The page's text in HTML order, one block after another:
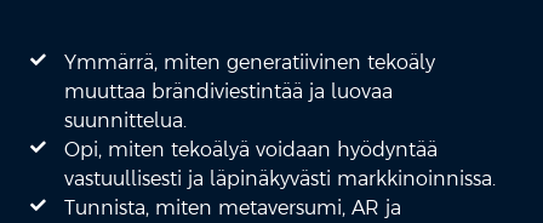
Ymmärrä, miten generatiivinen tekoäly
muuttaa brändiviestintää ja luovaa
suunnittelua.
Opi, miten tekoälyä voidaan hyödyntää
vastuullisesti ja läpinäkyvästi markkinoinnissa.
Tunnista, miten metaversumi, AR ja